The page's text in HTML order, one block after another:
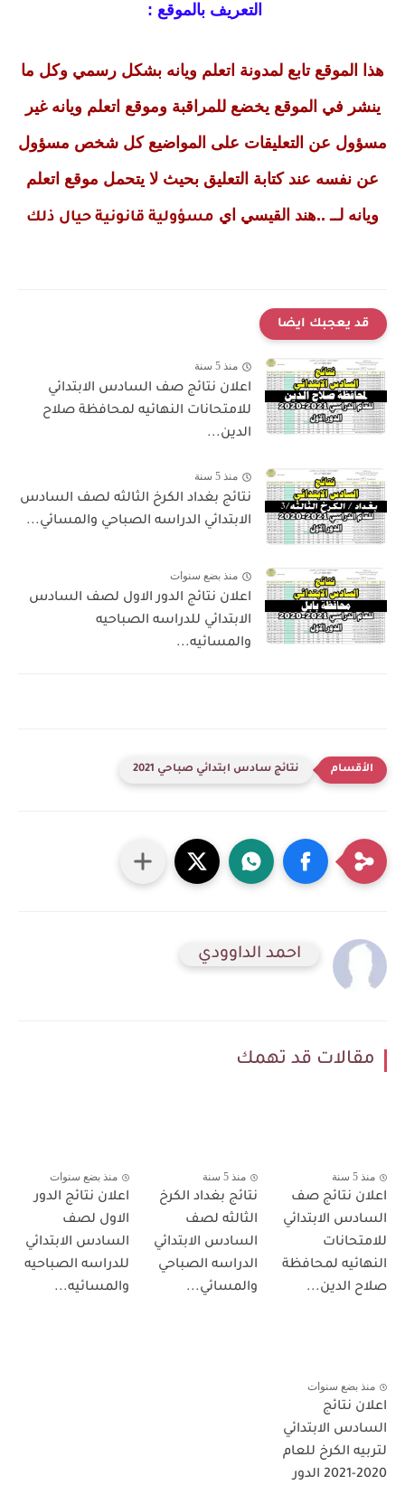
التعريف بالموقع :
هذا الموقع تابع لمدونة اتعلم ويانه بشكل رسمي وكل ما
ينشر في الموقع يخضع للمراقبة وموقع اتعلم ويانه غير
مسؤول عن التعليقات على المواضيع كل شخص مسؤول
عن نفسه عند كتابة التعليق بحيث لا يتحمل موقع اتعلم
ويانه لــ ..هند القيسي اي مسؤولية قانونية حيال ذلك
قد يعجبك ايضا
منذ 5 سنة
اعلان نتائج صف السادس الابتدائي
للامتحانات النهائيه لمحافظة صلاح
الدين...
منذ 5 سنة
نتائج بغداد الكرخ الثالثه لصف السادس
الابتدائي الدراسه الصباحي والمسائي...
منذ بضع سنوات
اعلان نتائج الدور الاول لصف السادس
الابتدائي للدراسه الصباحيه
والمسائيه...
نتائج سادس ابتدائي صباحي 2021
احمد الداوودي
مقالات قد تهمك
منذ 5 سنة
اعلان نتائج صف
السادس الابتدائي
للامتحانات
النهائيه لمحافظة
صلاح الدين...
منذ 5 سنة
نتائج بغداد الكرخ
الثالثه لصف
السادس الابتدائي
الدراسه الصباحي
والمسائي...
منذ بضع سنوات
اعلان نتائج الدور
الاول لصف
السادس الابتدائي
للدراسه الصباحيه
والمسائيه...
منذ بضع سنوات
اعلان نتائج
السادس الابتدائي
لتربيه الكرخ للعام
2020-2021 الدور